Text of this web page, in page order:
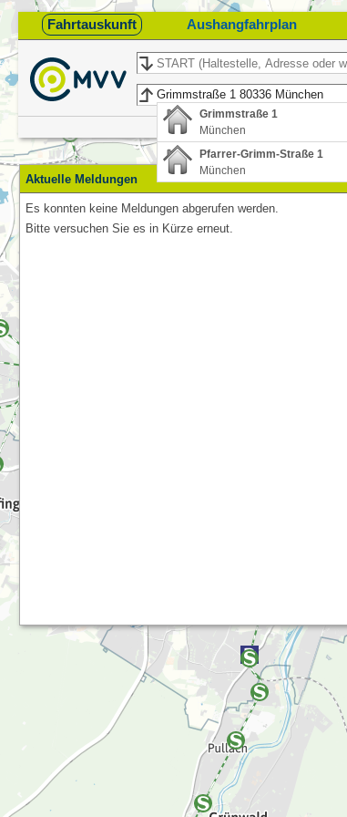
Fahrtauskunft Aushangfahrplan
Start
Ziel
Aktuelle Meldungen
Es konnten keine Meldungen abgerufen werden.
Bitte versuchen Sie es in Kürze erneut.
Grimmstraße 1
München
Pfarrer-Grimm-Straße 1
München